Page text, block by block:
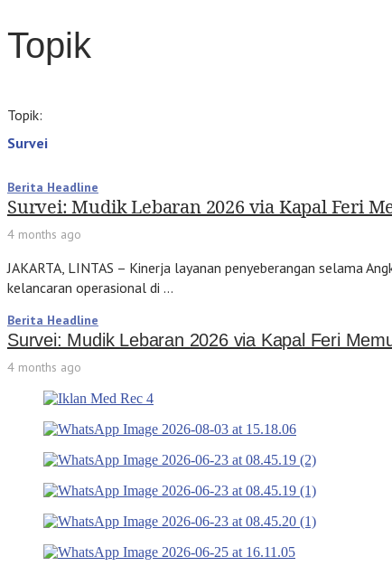
Topik
Topik:
Survei
Berita Headline
Survei: Mudik Lebaran 2026 via Kapal Feri
4 months ago
JAKARTA, LINTAS – Kinerja layanan penyeberangan selama
kelancaran operasional di …
Berita Headline
Survei: Mudik Lebaran 2026 via Kapal Feri
4 months ago